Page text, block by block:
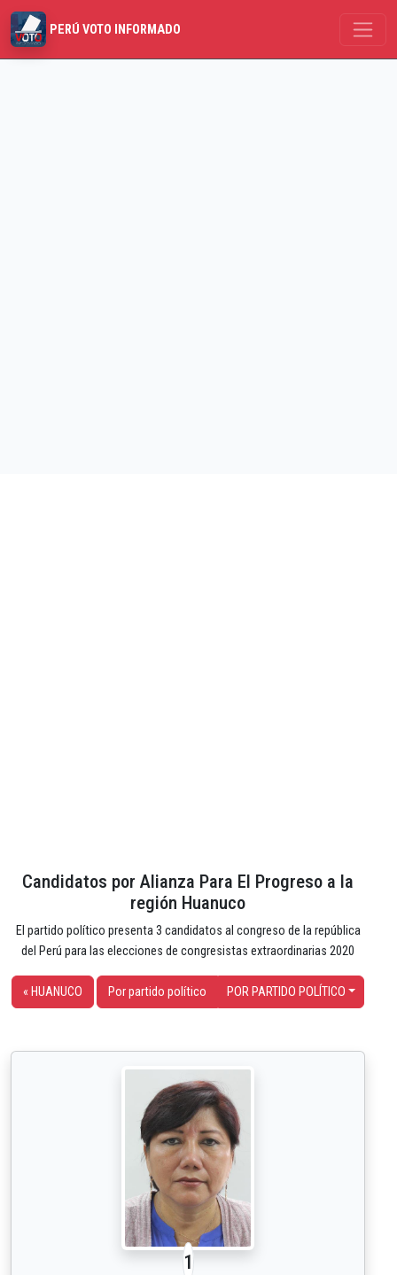
PERÚ VOTO INFORMADO
Candidatos por Alianza Para El Progreso a la
región Huanuco
El partido político presenta 3 candidatos al congreso de la república
del Perú para las elecciones de congresistas extraordinarias 2020
« HUANUCO Por partido político POR PARTIDO POLÍTICO
1